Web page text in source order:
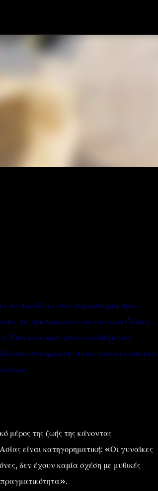
ΣΧΕΤΙΚΑ/ABOUT
τις Αμαζόνες σαν παράδειγμα προς
τις προτιμούσαν να είναι κατ’ οίκον,
Έτσι οι άνδρες ήταν ελεύθεροι να
σαν ήρωες». Αυτές είναι οι απόψεις
μέρος της ζωής της κάνοντας
είναι κατηγορηματική: «Οι γυναίκες
δεν έχουν καμία σχέση με μυθικές
πραγματικότητα».